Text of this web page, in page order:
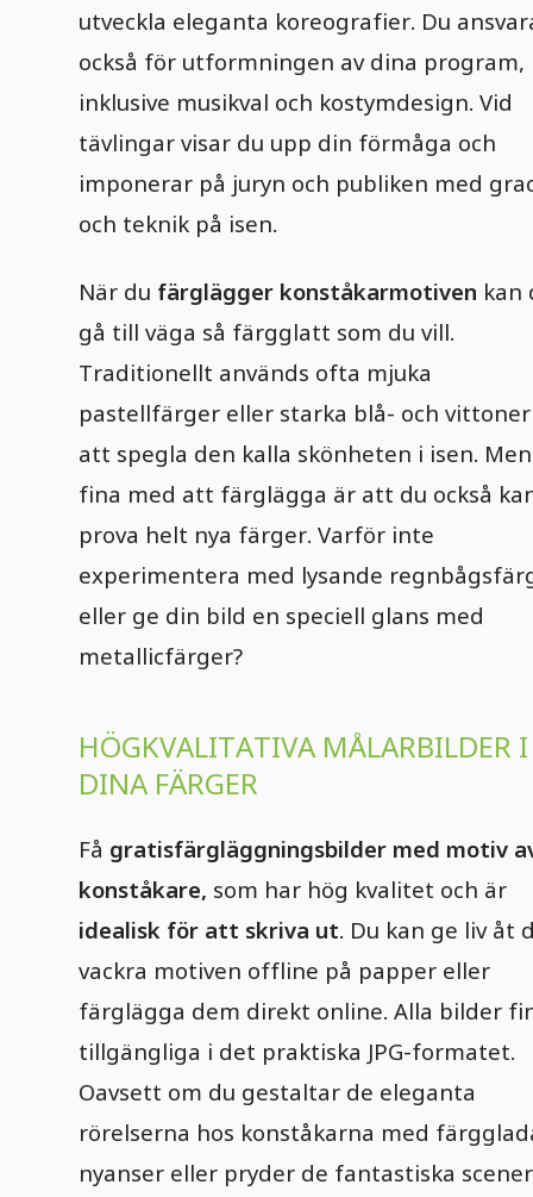
utveckla eleganta koreografier. Du
också för utformningen av dina program,
inklusive musikval och kostymdesign. Vid
tävlingar visar du upp din förmåga och
imponerar på juryn och publiken med
och teknik på isen.
När du färglägger konståkarmotiven kan
gå till väga så färgglatt som du vill.
Traditionellt används ofta mjuka
pastellfärger eller starka blå- och
att spegla den kalla skönheten i isen.
fina med att färglägga är att du också
prova helt nya färger. Varför inte
experimentera med lysande
eller ge din bild en speciell glans med
metallicfärger?
HÖGKVALITATIVA MÅLARBILDER I
DINA FÄRGER
Få gratisfärgläggningsbilder med motiv
konståkare, som har hög kvalitet och är
idealisk för att skriva ut. Du kan ge liv åt
vackra motiven offline på papper eller
färglägga dem direkt online. Alla bilder
tillgängliga i det praktiska JPG-formatet.
Oavsett om du gestaltar de eleganta
rörelserna hos konståkarna med
nyanser eller pryder de fantastiska